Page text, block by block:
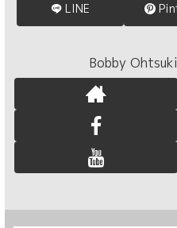
LINE
Bobby